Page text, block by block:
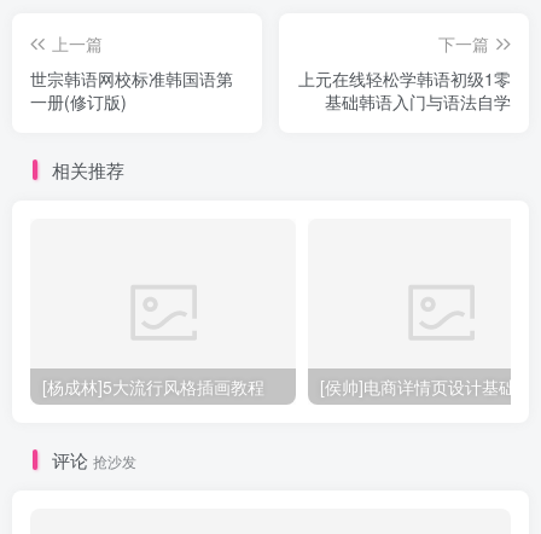
上一篇
世宗韩语网校标准韩国语第
一册(修订版)
下一篇
上元在线轻松学韩语初级1零
基础韩语入门与语法自学
相关推荐
[杨成林]5大流行风格插画教程 [侯帅]电商详情页设计基础
评论 抢沙发